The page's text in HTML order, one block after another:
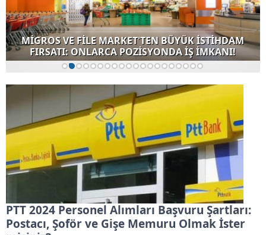
MİGROS VE FİLE MARKET'TEN BÜYÜK İSTİHDAM
FIRSATI: ONLARCA POZİSYONDA İŞ İMKANI!
2 3 4 5 6 7 8 91011121314151617181920
PTT 2024 Personel Alımları Başvuru Şartları:
Postacı, Şoför ve Gişe Memuru Olmak İster